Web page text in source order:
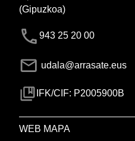
(Gipuzkoa)
943 25 20 00
udala@arrasate.eus
IFK/CIF: P2005900B
WEB MAPA